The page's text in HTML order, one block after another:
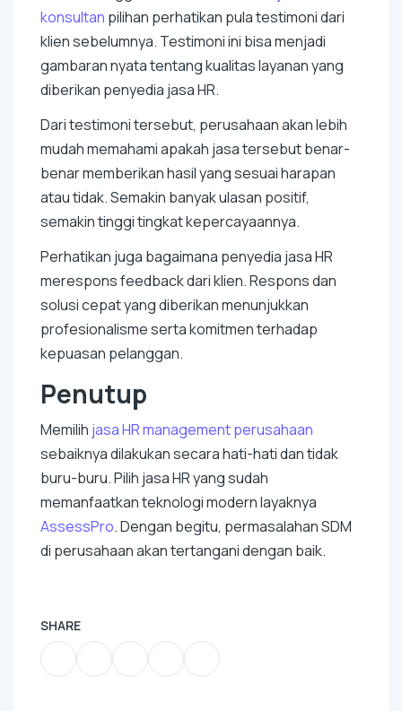
konsultan pilihan perhatikan pula testimoni dari
klien sebelumnya. Testimoni ini bisa menjadi
gambaran nyata tentang kualitas layanan yang
diberikan penyedia jasa HR.
Dari testimoni tersebut, perusahaan akan lebih
mudah memahami apakah jasa tersebut benar-
benar memberikan hasil yang sesuai harapan
atau tidak. Semakin banyak ulasan positif,
semakin tinggi tingkat kepercayaannya.
Perhatikan juga bagaimana penyedia jasa HR
meresponsfeedbackdari klien. Respons dan
solusi cepat yang diberikan menunjukkan
profesionalisme serta komitmen terhadap
kepuasan pelanggan.
Penutup
Memilih jasa HRmanagementperusahaan
sebaiknya dilakukan secara hati-hati dan tidak
buru-buru. Pilih jasa HR yang sudah
memanfaatkan teknologi modern layaknya
AssessPro. Dengan begitu, permasalahan SDM
di perusahaan akan tertangani dengan baik.
SHARE